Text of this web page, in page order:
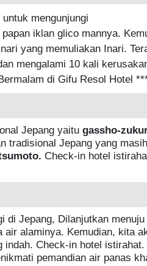
mengunjungi
iklan glico mannya.
yang memuliakan Inari.
mengalami 10 kali
di Gifu Resol Hotel
Jepang yaitu gassho-
tradisional Jepang yang
Check-in hotel
di Jepang, Dilanjutkan menuju
alaminya. Kemudian, kita
Check-in hotel istirahat.
pemandian air panas